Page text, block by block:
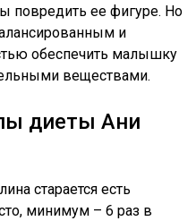
повредить ее фигуре. Но
и
обеспечить малышку
веществами.
диеты Ани
старается есть
минимум – 6 раз в